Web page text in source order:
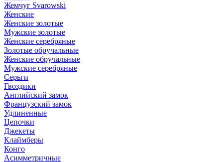
Жемчуг Svarowski
Женские
Женские золотые
Мужские золотые
Женские серебряные
Золотые обручальные
Женские обручальные
Мужские серебряные
Серьги
Гвоздики
Английский замок
Французский замок
Удлиненные
Цепочки
Джекеты
Клаймберы
Конго
Асимметричные